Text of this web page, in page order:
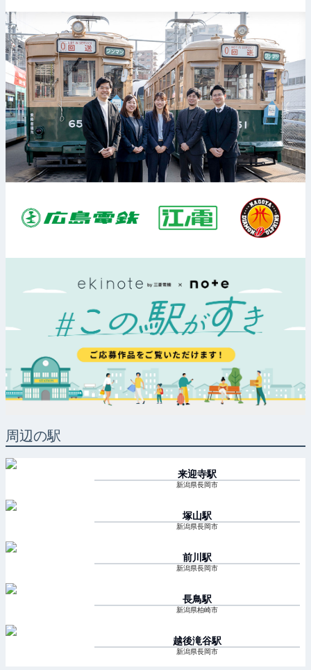
周辺の駅
来迎寺駅
新潟県長岡市
塚山駅
新潟県長岡市
前川 駅
新潟県長岡市
長鳥駅
新潟県柏崎市
越後滝谷駅
新潟県長岡市